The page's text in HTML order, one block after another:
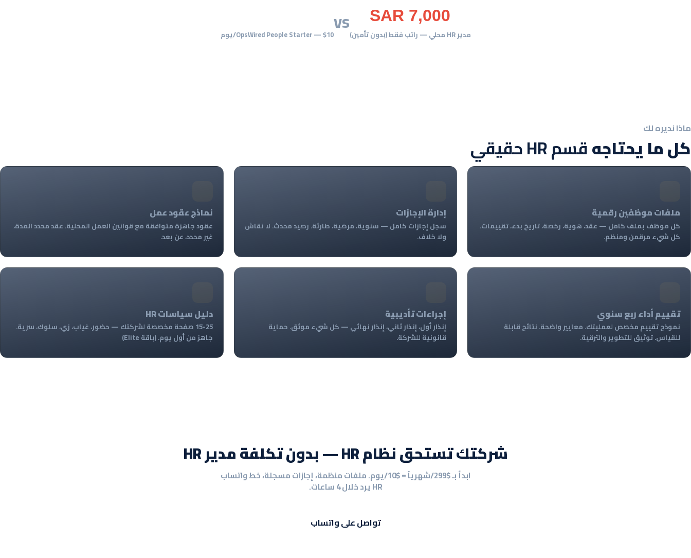
SAR 7,000
مدير HR محلي — راتب فقط (بدون تأمين) vsOpsWired People Starter — $10/يوم
ماذا نديره لك
كل ما يحتاجهقسم HR حقيقي
ملفات موظفين رقمية
كل موظف بملف كامل — عقد، هوية، رخصة، تاريخ بدء، تقييمات.
كل شيء مرقمن ومنظم.
إدارة الإجازات
سجل إجازات كامل — سنوية، مرضية، طارئة. رصيد محدث. لا نقاش
ولا خلاف.
نماذج عقود عمل
عقود جاهزة متوافقة مع قوانين العمل المحلية. عقد محدد المدة،
غير محدد، عن بعد.
تقييم أداء ربع سنوي
نموذج تقييم مخصص لعمليتك. معايير واضحة. نتائج قابلة
للقياس. توثيق للتطوير والترقية.
إجراءات تأديبية
إنذار أول، إنذار ثاني، إنذار نهائي — كل شيء موثق. حماية
قانونية للشركة.
دليل سياسات HR
15-25 صفحة مخصصة لشركتك — حضور، غياب، زي، سلوك، سرية.
جاهز من أول يوم. (باقة Elite)
شركتك تستحق نظام HR — بدون تكلفة مدير HR
ابدأ بـ $299/شهرياً = $10/يوم. ملفات منظمة، إجازات مسجلة، خط واتساب
HR يرد خلال 4 ساعات.
تواصل على واتساب